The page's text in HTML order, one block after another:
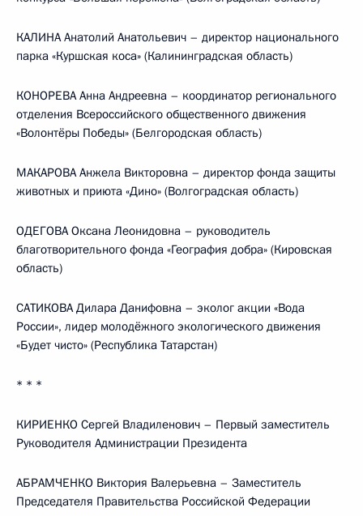
КАЛИНА Анатолий Анатольевич – директор национального
парка «Куршская коса» (Калининградская область)
КОНОРЕВА Анна Андреевна – координатор регионального
отделения Всероссийского общественного движения
«Волонтёры Победы» (Белгородская область)
МАКАРОВА Анжела Викторовна – директор фонда защиты
животных и приюта «Дино» (Волгоградская область)
ОДЕГОВА Оксана Леонидовна – руководитель
благотворительного фонда «География добра» (Кировская
область)
САТИКОВА Дилара Данифовна – эколог акции «Вода
России», лидер молодёжного экологического движения
«Будет чисто» (Республика Татарстан)
* * *
КИРИЕНКО Сергей Владиленович – Первый заместитель
Руководителя Администрации Президента
АБРАМЧЕНКО Виктория Валерьевна – Заместитель
Председателя Правительства Российской Федерации